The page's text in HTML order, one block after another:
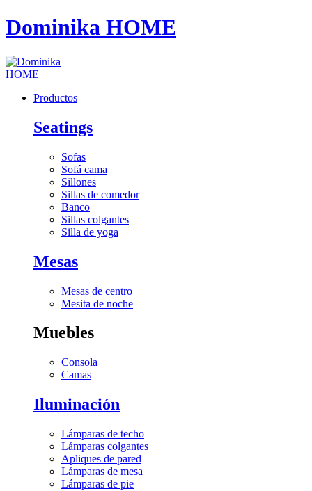
Dominika HOME
Productos
Seatings
Sofas
Sofá cama
Sillones
Sillas de comedor
Banco
Sillas colgantes
Silla de yoga
Mesas
Mesas de centro
Mesita de noche
Muebles
Consola
Camas
Iluminación
Lámparas de techo
Lámparas colgantes
Apliques de pared
Lámparas de mesa
Lámparas de pie